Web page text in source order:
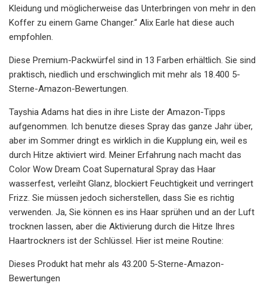
Kleidung und möglicherweise das Unterbringen von mehr in den
Koffer zu einem Game Changer.“ Alix Earle hat diese auch
empfohlen.
Diese Premium-Packwürfel sind in 13 Farben erhältlich. Sie sind
praktisch, niedlich und erschwinglich mit mehr als 18.400 5-
Sterne-Amazon-Bewertungen.
Tayshia Adams hat dies in ihre Liste der Amazon-Tipps
aufgenommen. Ich benutze dieses Spray das ganze Jahr über,
aber im Sommer dringt es wirklich in die Kupplung ein, weil es
durch Hitze aktiviert wird. Meiner Erfahrung nach macht das
Color Wow Dream Coat Supernatural Spray das Haar
wasserfest, verleiht Glanz, blockiert Feuchtigkeit und verringert
Frizz. Sie müssen jedoch sicherstellen, dass Sie es richtig
verwenden. Ja, Sie können es ins Haar sprühen und an der Luft
trocknen lassen, aber die Aktivierung durch die Hitze Ihres
Haartrockners ist der Schlüssel. Hier ist meine Routine:
Dieses Produkt hat mehr als 43.200 5-Sterne-Amazon-
Bewertungen